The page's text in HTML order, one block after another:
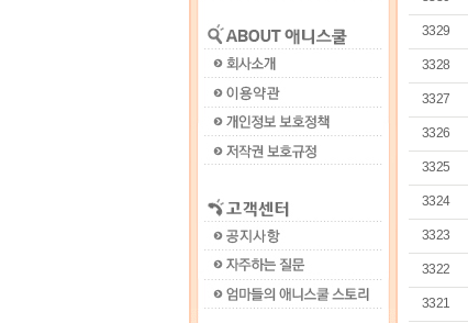
3329
3328
3327
3326
3325
3324
3323
3322
3321